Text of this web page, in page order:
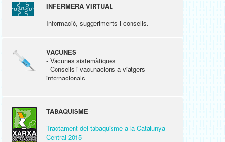
INFERMERA VIRTUAL
Informació, suggeriments i consells.
VACUNES
- Vacunes sistemàtiques
- Consells i vacunacions a viatgers
internacionals
TABAQUISME
Tractament del tabaquisme a la Catalunya
Central 2015